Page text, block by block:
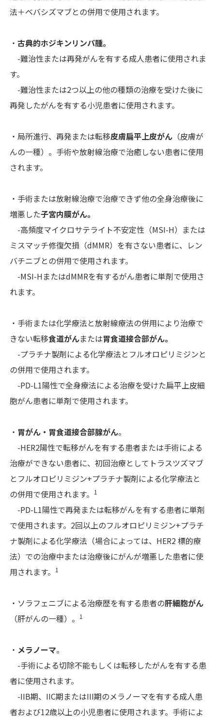
法＋ベバシズマブとの併用で使用されます。
・ 古典的ホジキンリンパ腫。
-難治性または再発がんを有する成人患者に使用されま
す。
-難治性または2つ以上の他の種類の治療を受けた後に
再発したがんを有する小児患者に使用されます。
・局所進行、再発または転移皮膚扁平上皮がん （皮膚が
んの一種）。手術や放射線治療で治癒しない患者に使用
されます。
・手術または放射線治療で治療できず他の全身治療後に
増悪した子宮内膜がん。
-高頻度マイクロサテライト不安定性（MSI-H）または
ミスマッチ修復欠損（dMMR）を有さない患者に、レン
バチニブとの併用で使用されます。
-MSI-HまたはdMMRを有するがん患者に単剤で使用さ
れます。
・手術または化学療法と放射線療法の併用により治療で
きない転移食道がんまたは胃食道接合部がん。
-プラチナ製剤による化学療法とフルオロピリミジンと
の併用で使用されます。
-PD-L1陽性で全身療法による治療を受けた扁平上皮細
胞がん患者に単剤で使用されます。
・ 胃がん・胃食道接合部腺がん。
-HER2陽性で転移がんを有する患者または手術による
治療ができない患者に、初回治療としてトラスツズマブ
とフルオロピリミジン+プラチナ製剤による化学療法と
の併用で使用されます。
1
-PD-L1陽性で再発または転移がんを有する患者に単剤
で使用されます。2回以上のフルオロピリミジン+プラチ
ナ製剤による化学療法（場合によっては、HER2 標的療
法）での治療中または治療後にがんが増悪した患者に使
用されます。
1
・ソラフェニブによる治療歴を有する患者の肝細胞がん
（肝がんの一種）。
1
・ メラノーマ。
-手術による切除不能もしくは転移したがんを有する患
者に使用されます。
-IIB期、IIC期またはIII期のメラノーマを有する成人患
者および12歳以上の小児患者に使用されます。手術によ